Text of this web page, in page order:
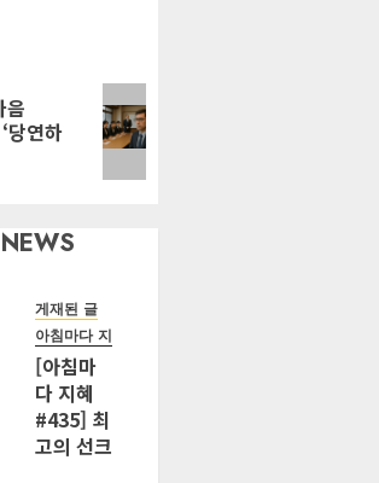
음
당연하
게재된 글
아침마다 지혜
[아침마
다 지혜
#435] 최
고의 선크